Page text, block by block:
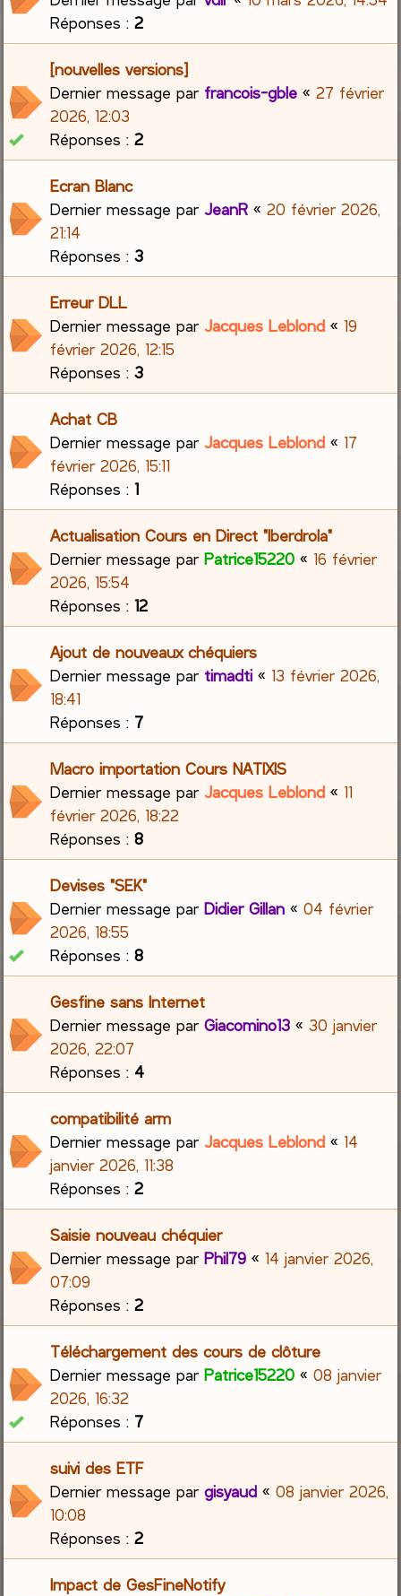
Réponses :2
[nouvelles versions]
Dernier message par francois-gble «27 février
2026, 12:03
Réponses :2
Ecran Blanc
Dernier message parJeanR «20 février 2026,
21:14
Réponses :3
Erreur DLL
Dernier message parJacques Leblond « 19
février 2026, 12:15
Réponses :3
Achat CB
Dernier message parJacques Leblond « 17
février 2026, 15:11
Réponses :1
Actualisation Cours en Direct "Iberdrola"
Dernier message parPatrice15220 « 16 février
2026, 15:54
Réponses :12
Ajout de nouveaux chéquiers
Dernier message par timadti « 13 février 2026,
18:41
Réponses : 7
Macro importation Cours NATIXIS
Dernier message parJacques Leblond « 11
février 2026, 18:22
Réponses :8
Devises "SEK"
Dernier message parDidier Gillan «04 février
2026, 18:55
Réponses :8
Gesfine sans Internet
Dernier message parGiacomino13 «30 janvier
2026, 22:07
Réponses : 4
compatibilité arm
Dernier message parJacques Leblond « 14
janvier 2026, 11:38
Réponses :2
Saisie nouveau chéquier
Dernier message parPhil79 « 14 janvier 2026,
07:09
Réponses :2
Téléchargement des cours de clôture
Dernier message parPatrice15220 «08 janvier
2026, 16:32
Réponses : 7
suivi des ETF
Dernier message pargisyaud «08 janvier 2026,
10:08
Réponses :2
Impact de GesFineNotify